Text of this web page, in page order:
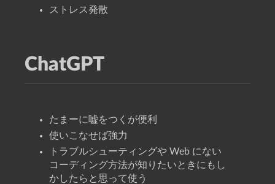
ストレス発散
ChatGPT
たまーに嘘をつくが便利
使いこなせば強力
トラブルシューティングや Web にない
コーディング方法が知りたいときにもし
かしたらと思って使う